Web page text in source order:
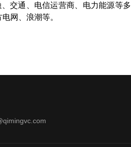
交通、电信运营商、电力能源等多
网、浪潮等。